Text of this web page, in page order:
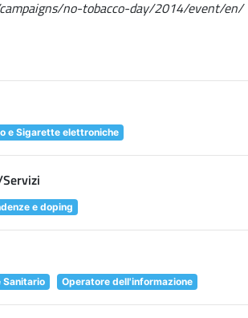
no-tobacco-day/2014/event/en/
e Sigarette elettroniche
e doping
Sanitario Operatore dell'informazione